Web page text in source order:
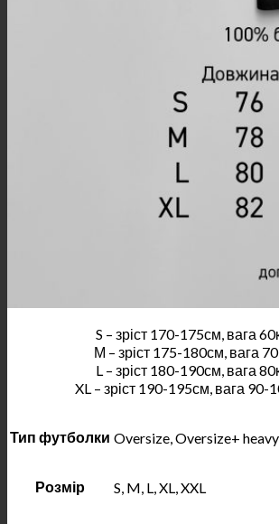
S – зріст 170-175см, вага
М – зріст 175-180см, вага
L – зріст 180-190см, вага
XL – зріст 190-195см, вага 90-
Тип футболки Oversize, Oversize+
Розмір S, M, L, XL, XXL